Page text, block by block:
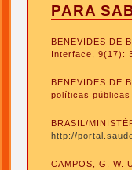
PARA
BENEVIDES DE
Interface, 9(17):
BENEVIDES DE
políticas
BRASIL/
http://
CAMPOS, G. W.